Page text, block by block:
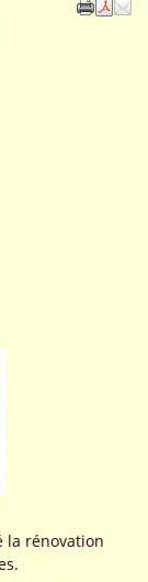
la rénovation